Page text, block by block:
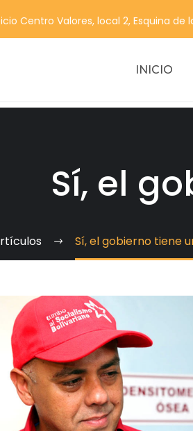
Centro Valores, local 2, Esquina de
INICIO
Sí, el
Sí, el gobierno tiene